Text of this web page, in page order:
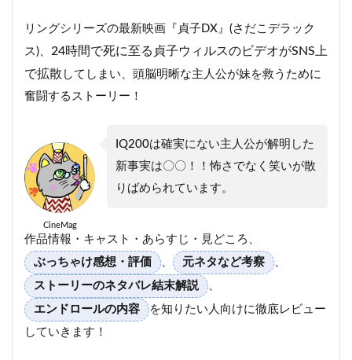
リングシリーズの最新映画『貞子DX』(さだこデラック
ス)、 24時間で死に至る貞子ウィルスのビデオがSNS上
で拡散 してしまい、頭脳明晰な主人公が妹を救うために
奮闘するストーリー！
CineMag
IQ200は確実にない主人公が解明した
新事実は〇〇！！怖さでなく笑いが散
りばめられています。
作品情報・キャスト・あらすじ・見どころ、
ぶっちゃけ感想・評価
、 元ネタなど考察
、
ストーリーのネタバレ結末解説
、
エンドロールの内容
を知りたい人向けに徹底レビュー
していきます！